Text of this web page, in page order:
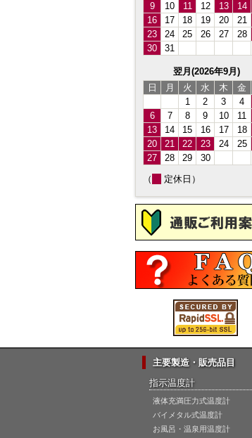
9
10 11 12 13 14
16
17 18 19 20 21
23
24 25 26 27 28
30
31
翌月(2026年9月)
日
月 火 水 木 金
1
2 3 4
6
7 8 9 10 11
13
14 15 16 17 18
20
21 22 23 24 25
27
28 29
30
（
定休日）
主要製造・販売品目
指示温度計
液体充満圧力式温度計
バイメタル式温度計
お風呂・温泉用温度計